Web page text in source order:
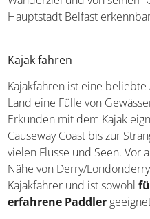
Die Mourne Mountains sind
Gebirge im Südosten
Landschaft mit Bergen, Seen
Nordirlands, ist ein
Gipfel aus ist sogar die
Kajak fahren
Kajakfahren ist eine
das Land eine Fülle von
zum Erkunden mit dem